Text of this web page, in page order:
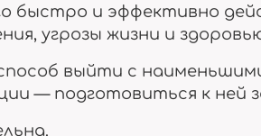
быстро и эффективно
угрозы жизни и
выйти с
— подготовиться к ней